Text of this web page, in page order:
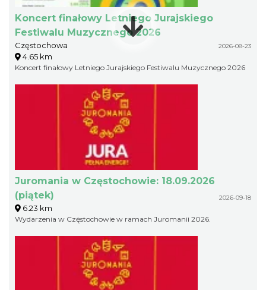
Koncert finałowy Letniego Jurajskiego
Festiwalu Muzycznego 2026
Częstochowa 2026-08-23
4.65 km
Koncert finałowy Letniego Jurajskiego Festiwalu Muzycznego 2026
Juromania w Częstochowie: 18.09.2026
(piątek)
2026-09-18
6.23 km
Wydarzenia w Częstochowie w ramach Juromanii 2026.